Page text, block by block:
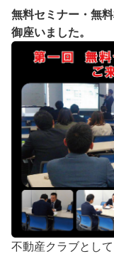
無料セミナー・無
御座いました。
不動産クラブとし